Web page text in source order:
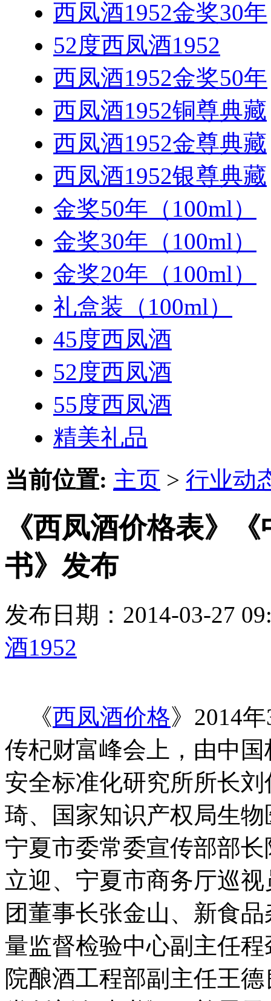
西凤酒1952金奖30年
52度西凤酒1952
西凤酒1952金奖50年
西凤酒1952铜尊典藏
西凤酒1952金尊典藏
西凤酒1952银尊典藏
金奖50年（100ml）
金奖30年（100ml）
金奖20年（100ml）
礼盒装（100ml）
45度西凤酒
52度西凤酒
55度西凤酒
精美礼品
当前位置: 主页 > 行业动
《西凤酒价格表》
书》发布
发布日期：2014-03-27
酒1952
《西凤酒价格》2014
传杞财富峰会上，由中
安全标准化研究所所长
琦、国家知识产权局生
宁夏市委常委宣传部部
立迎、宁夏市商务厅巡
团董事长张金山、新食
量监督检验中心副主任
院酿酒工程部副主任王